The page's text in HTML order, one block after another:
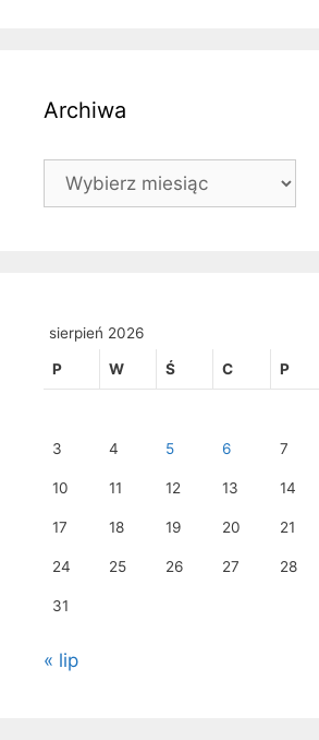
Archiwa
Archiwa
sierpień 2026
P W Ś C P
3 4 5 6 7
10 11 12 13 14
17 18 19 20 21
24 25 26 27 28
31
« lip